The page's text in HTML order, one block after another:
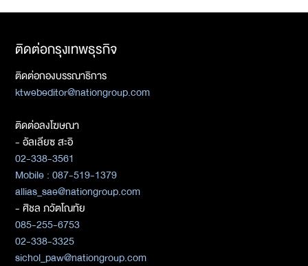
ติดต่อกรุงเทพธุรกิจ
ติดต่อกองบรรณาธิการ
ktwebeditor@nationgroup.com
ติดต่อลงโฆษณา
- อัลเลียซ สะอิ
02-338-3561
Mobile : 087-519-1379
allias_sae@nationgroup.com
- ศิชล ภวัตโณทัย
085-255-6753
02-338-3325
sichol_paw@nationgroup.com